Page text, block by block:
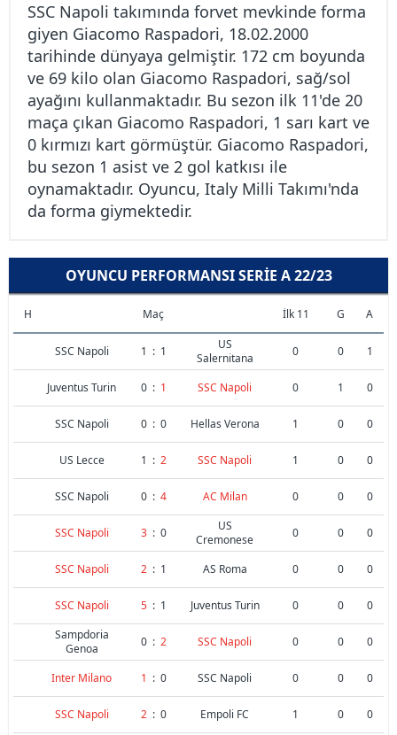
SSC Napoli takımında forvet mevkinde forma
giyen Giacomo Raspadori, 18.02.2000
tarihinde dünyaya gelmiştir. 172 cm boyunda
ve 69 kilo olan Giacomo Raspadori, sağ/sol
ayağını kullanmaktadır. Bu sezon ilk 11'de 20
maça çıkan Giacomo Raspadori, 1 sarı kart ve
0 kırmızı kart görmüştür. Giacomo Raspadori,
bu sezon 1 asist ve 2 gol katkısı ile
oynamaktadır. Oyuncu, Italy Milli Takımı'nda
da forma giymektedir.
OYUNCU PERFORMANSI SERIE A 22/23
H Maç İlk 11 G A
SSC Napoli 1 : 1
US
Salernitana
0 0 1
Juventus Turin 0 : 1 SSC Napoli 0 1 0
SSC Napoli 0 : 0 Hellas Verona 1 0 0
US Lecce 1 : 2 SSC Napoli 1 0 0
SSC Napoli 0 : 4 AC Milan 0 0 0
SSC Napoli 3 : 0
US
Cremonese
0 0 0
SSC Napoli 2 : 1 AS Roma 0 0 0
SSC Napoli 5 : 1 Juventus Turin 0 0
0
Sampdoria
Genoa
0 : 2 SSC Napoli 0 0 0
Inter Milano 1 : 0 SSC Napoli 0 0 0
SSC Napoli 2 : 0 Empoli FC 1 0 0